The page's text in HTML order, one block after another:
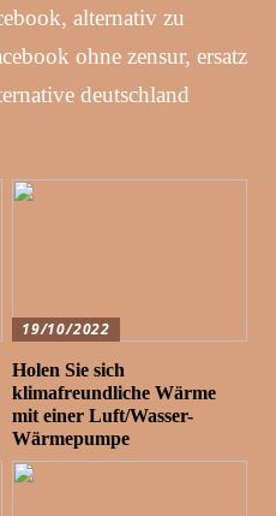
alternativ zu
ohne zensur, ersatz
deutschland
19/10/2022
Holen Sie sich
klimafreundliche Wärme
mit einer Luft/Wasser-
Wärmepumpe